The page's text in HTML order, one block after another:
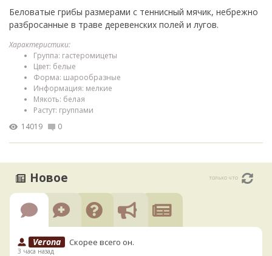
Беловатые грибы размерами с теннисный мячик, небрежно
разбросанные в траве деревенских полей и лугов.
Характеристики:
Группа: гастеромицеты
Цвет: белые
Форма: шарообразные
Информация: мелкие
Мякоть: белая
Растут: группами
14019
0
Новое только что
Verona Скорее всего он.
3 часа назад